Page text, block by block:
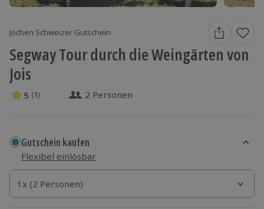
Jochen Schweizer Gutschein
Segway Tour durch die Weingärten von
Jois
5 Sterne von 5 aus 1 Bewertungen
5 (1) 2 Personen
Gutschein kaufen
Flexibel einlösbar
1x (2 Personen)
1x (2 Personen)
1x (2 Personen)